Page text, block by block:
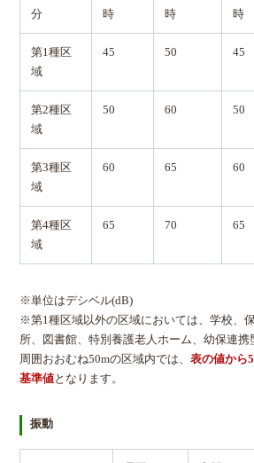
分
時
時
時
第1種区
域
45 50 45
第2種区
域
50 60 50
第3種区
域
60 65 60
第4種区
域
65 70 65
※単位はデシベル(dB)
※第1種区域以外の区域においては、学校、
所、図書館、特別養護老人ホーム、幼保連
周囲おおむね50mの区域内では、表の値から
基準値となります。
振動